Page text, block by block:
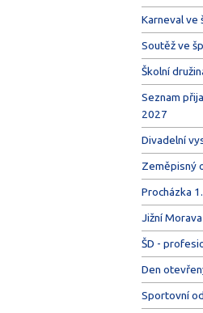
Karneval ve
Soutěž ve
Školní
Seznam
2027
Divadelní
Zeměpisný
Procházka
Jižní
ŠD -
Den
Sportovní